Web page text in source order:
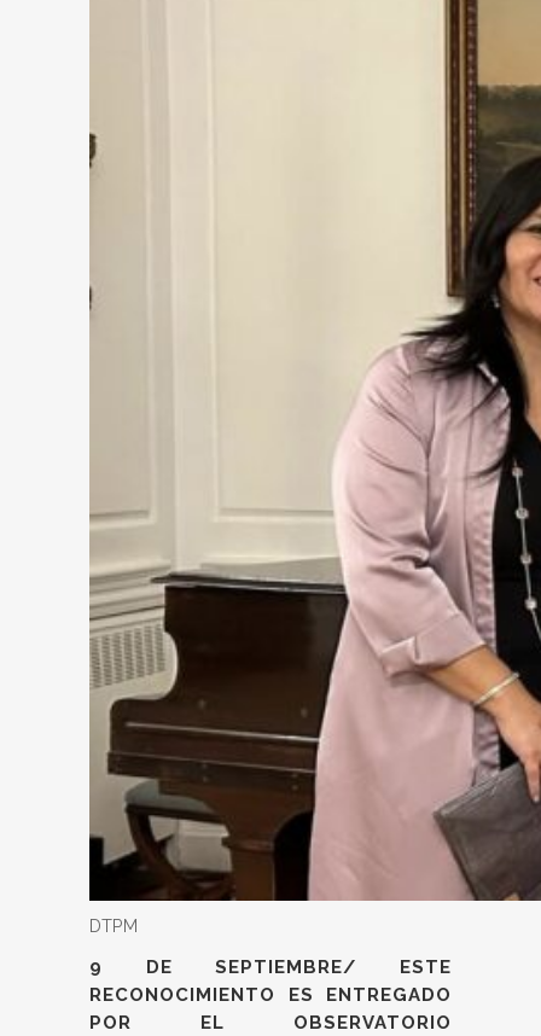
DTPM
9 DE SEPTIEMBRE/
ESTE
RECONOCIMIENTO ES ENTREGADO
POR EL OBSERVATORIO